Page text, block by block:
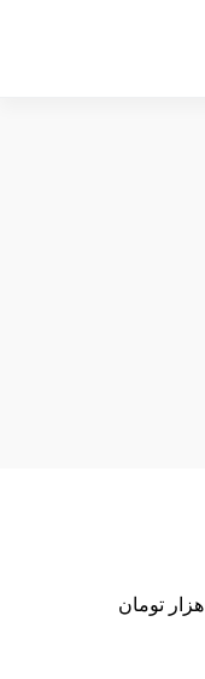
بنزین سوپر لیتری ۱۳۰ هزار تومان